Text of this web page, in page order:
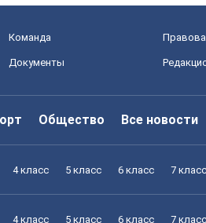
Команда
Документы
Общество Все новости
4 класс 5 класс 6 класс 7 класс
4 класс 5 класс 6 класс 7 класс